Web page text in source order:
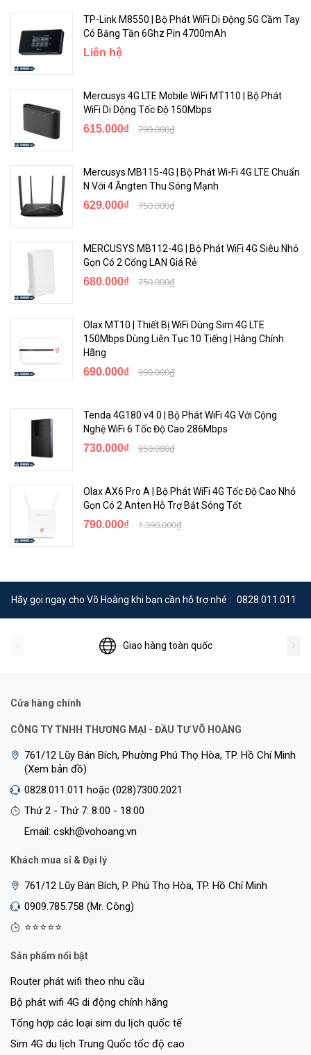
<Hotline: 0828.011.011 - (028)7300.2021 - VoHoang.vn>
TP-Link M8550 | Bộ Phát WiFi Di Động 5G Cầm Tay
Có Băng Tần 6Ghz Pin 4700mAh
Liên hệ
Mercusys 4G LTE Mobile WiFi MT110 | Bộ Phát
WiFi Di Dộng Tốc Độ 150Mbps
615.000₫ 790.000₫
Mercusys MB115-4G | Bộ Phát Wi-Fi 4G LTE Chuẩn
N Với 4 Ăngten Thu Sóng Mạnh
629.000₫ 750.000₫
MERCUSYS MB112-4G | Bộ Phát WiFi 4G Siêu Nhỏ
Gọn Có 2 Cổng LAN Giá Rẻ
680.000₫ 750.000₫
Olax MT10 | Thiết Bị WiFi Dùng Sim 4G LTE
150Mbps Dùng Liên Tục 10 Tiếng | Hàng Chính
Hãng
690.000₫ 990.000₫
Tenda 4G180 v4.0 | Bộ Phát WiFi 4G Với Cộng
Nghệ WiFi 6 Tốc Độ Cao 286Mbps
730.000₫ 950.000₫
Olax AX6 Pro A | Bộ Phát WiFi 4G Tốc Độ Cao Nhỏ
Gọn Có 2 Anten Hỗ Trợ Bắt Sóng Tốt
790.000₫ 1.390.000₫
Hãy gọi ngay cho Võ Hoàng khi bạn cần hỗ trợ nhé : 0828.011.011
Giao hàng toàn quốc
Cửa hàng chính
CÔNG TY TNHH THƯƠNG MẠI - ĐẦU TƯ VÕ HOÀNG
761/12 Lũy Bán Bích, Phường Phú Thọ Hòa, TP. Hồ Chí Minh
(Xem bản đồ)
0828.011.011 hoặc (028)7300.2021
Thứ 2 - Thứ 7: 8:00 - 18:00
Email: cskh@vohoang.vn
Khách mua sỉ & Đại lý
761/12 Lũy Bán Bích, P. Phú Thọ Hòa, TP. Hồ Chí Minh
0909.785.758 (Mr. Công)
⭐⭐⭐⭐⭐
Sản phẩm nổi bật
Router phát wifi theo nhu cầu
Bộ phát wifi 4G di động chính hãng
Tổng hợp các loại sim du lịch quốc tế
Sim 4G du lịch Trung Quốc tốc độ cao